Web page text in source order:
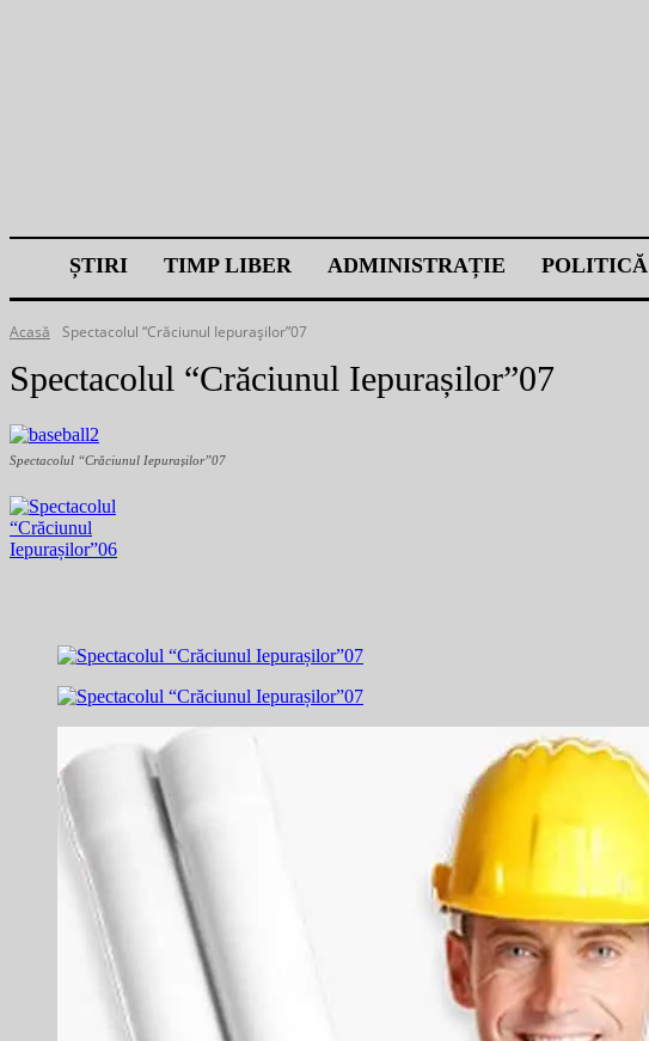
ȘTIRI TIMP LIBER ADMINISTRAȚIE POLITICĂ
Acasă Spectacolul “Crăciunul Iepurașilor”07
Spectacolul “Crăciunul Iepurașilor”07
Spectacolul “Crăciunul Iepurașilor”07